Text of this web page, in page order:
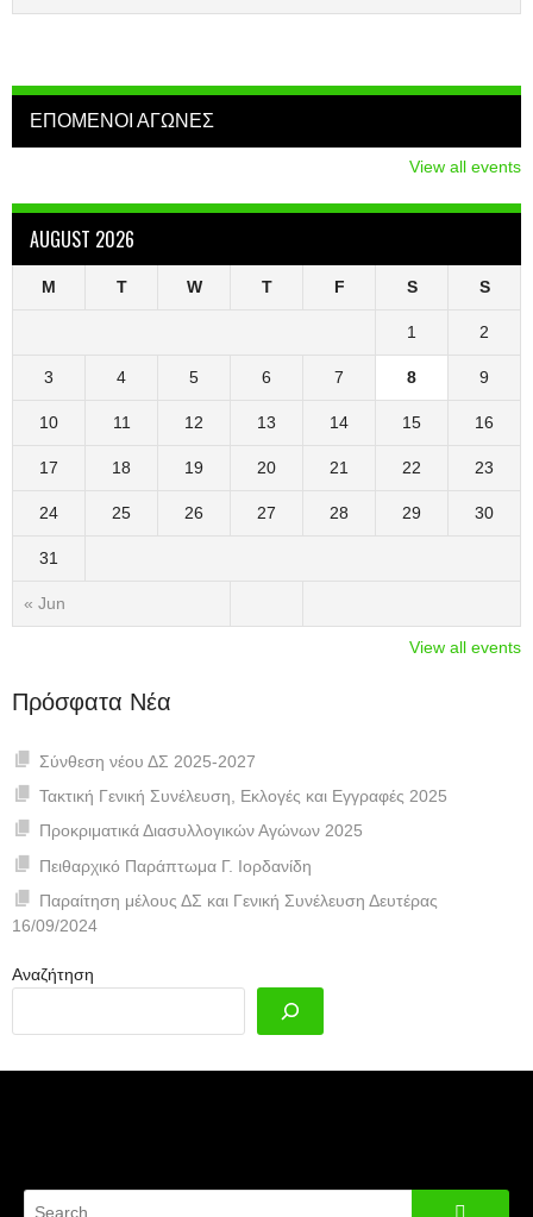
ΕΠΟΜΕΝΟΙ ΑΓΩΝΕΣ
View all events
AUGUST 2026
M T W T F S S
« Jun
1 2
3 4 5 6 7 8 9
10 11 12 13 14 15 16
17 18 19 20 21 22 23
24 25 26 27 28 29 30
31
View all events
Πρόσφατα Νέα
Σύνθεση νέου ΔΣ 2025-2027
Τακτική Γενική Συνέλευση, Εκλογές και Εγγραφές 2025
Προκριματικά Διασυλλογικών Αγώνων 2025
Πειθαρχικό Παράπτωμα Γ. Ιορδανίδη
Παραίτηση μέλους ΔΣ και Γενική Συνέλευση Δευτέρας
16/09/2024
Αναζήτηση